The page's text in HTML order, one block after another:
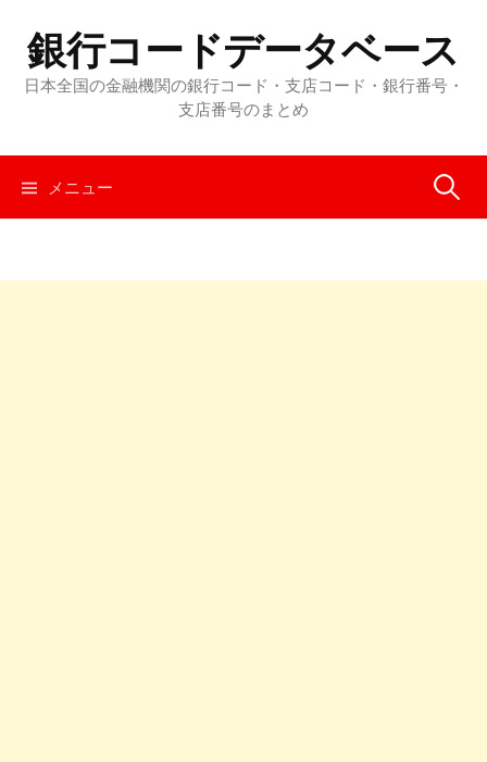
へ
キ
プ
銀行コードデータベース
日本全国の金融機関の銀行コード・支店コード・銀行番号・
支店番号のまとめ
メニュー 検